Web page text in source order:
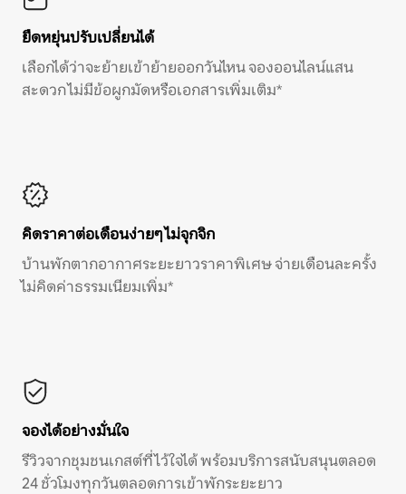
ยืดหยุ่นปรับเปลี่ยนได้
เลือกได้ว่าจะย้ายเข้าย้ายออกวันไหน จองออนไลน์แสน
สะดวก ไม่มีข้อผูกมัดหรือเอกสารเพิ่มเติม*
คิดราคาต่อเดือนง่ายๆ ไม่จุกจิก
บ้านพักตากอากาศระยะยาวราคาพิเศษ จ่ายเดือนละครั้ง
ไม่คิดค่าธรรมเนียมเพิ่ม*
จองได้อย่างมั่นใจ
รีวิวจากชุมชนเกสต์ที่ไว้ใจได้ พร้อมบริการสนับสนุนตลอด
24 ชั่วโมงทุกวันตลอดการเข้าพักระยะยาว